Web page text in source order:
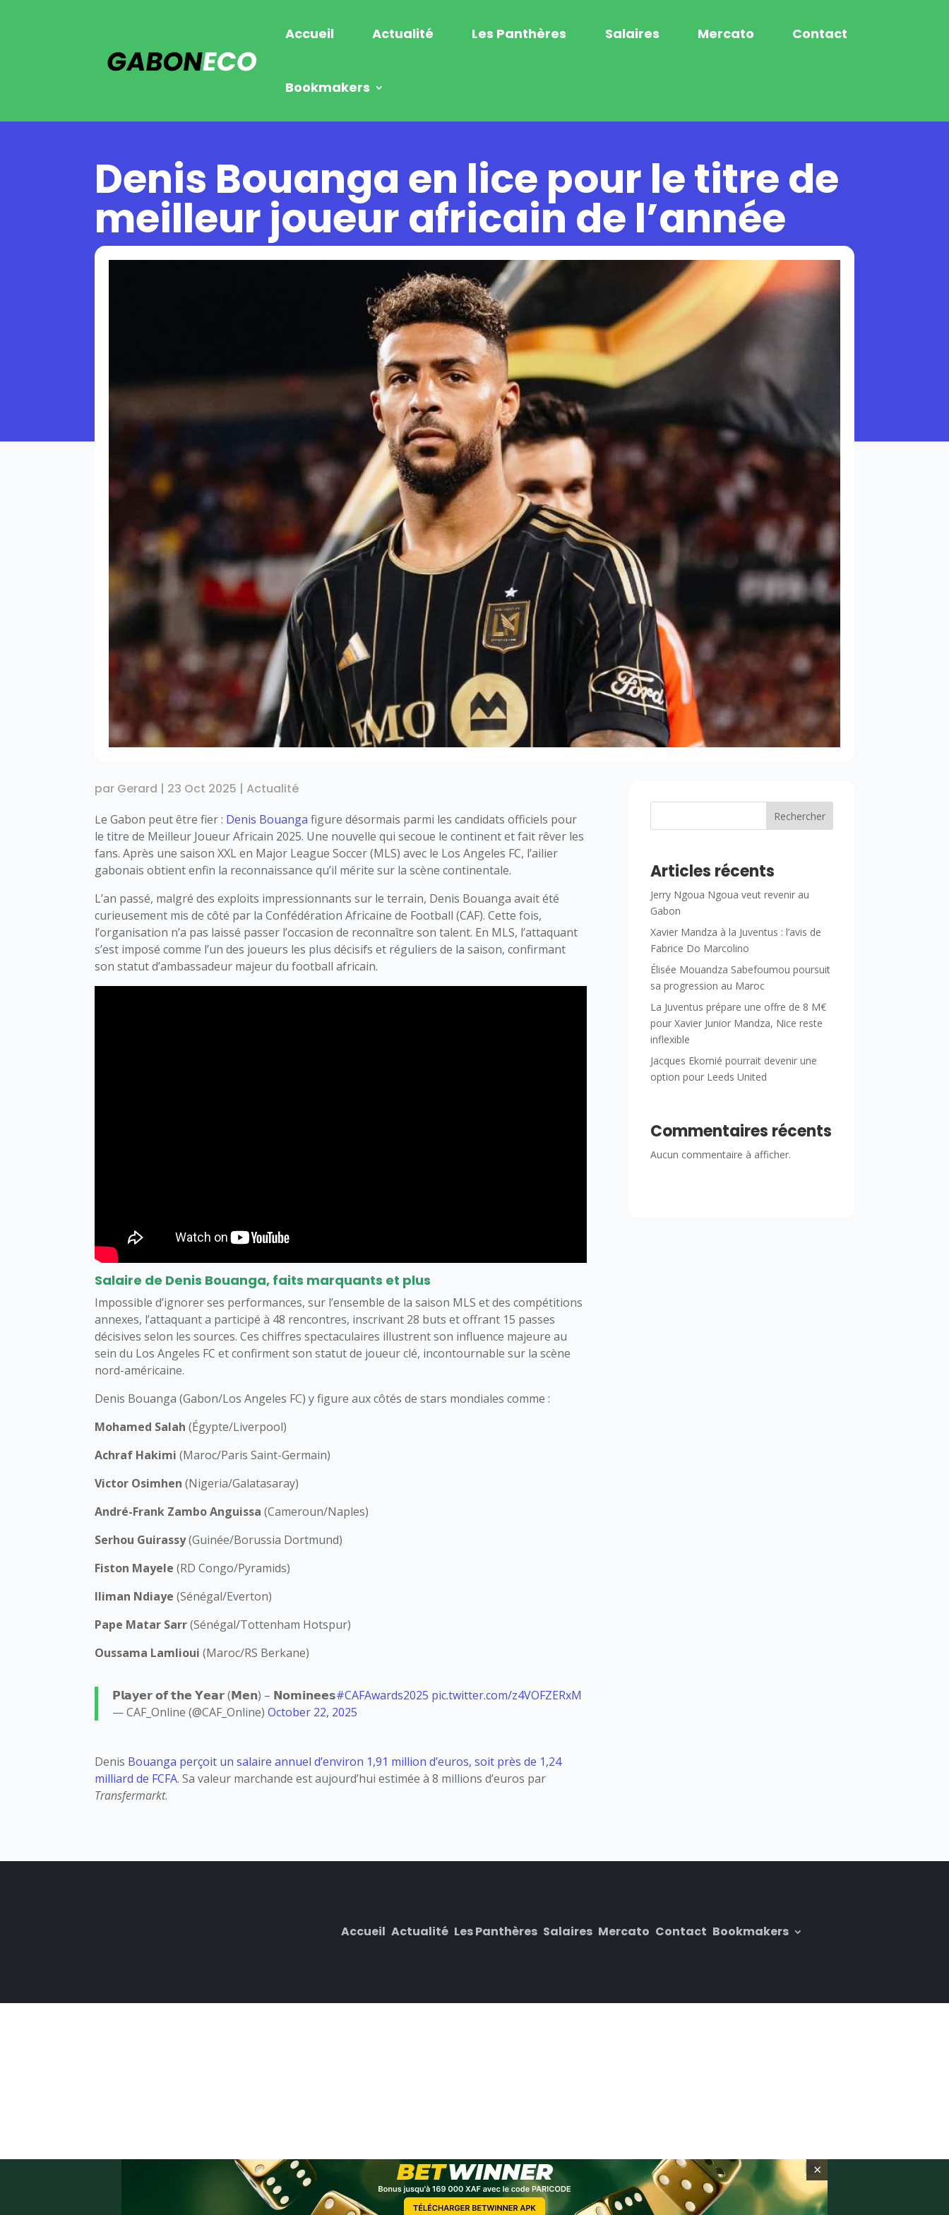
Accueil Actualité Les Panthères Salaires Mercato Contact
Bookmakers
Denis Bouanga en lice pour le titre de
meilleur joueur africain de l’année
par Gerard | 23 Oct 2025 |Actualité
Le Gabon peut être fier : Denis Bouanga figure désormais parmi les candidats officiels pour
le titre de Meilleur Joueur Africain 2025. Une nouvelle qui secoue le continent et fait rêver les
fans. Après une saison XXL en Major League Soccer (MLS) avec le Los Angeles FC, l’ailier
gabonais obtient enfin la reconnaissance qu’il mérite sur la scène continentale.
L’an passé, malgré des exploits impressionnants sur le terrain, Denis Bouanga avait été
curieusement mis de côté par la Confédération Africaine de Football (CAF). Cette fois,
l’organisation n’a pas laissé passer l’occasion de reconnaître son talent. En MLS, l’attaquant
s’est imposé comme l’un des joueurs les plus décisifs et réguliers de la saison, confirmant
son statut d’ambassadeur majeur du football africain.
Salaire de Denis Bouanga, faits marquants et plus
Impossible d’ignorer ses performances, sur l’ensemble de la saison MLS et des compétitions
annexes, l’attaquant a participé à 48 rencontres, inscrivant 28 buts et offrant 15 passes
décisives selon les sources. Ces chiffres spectaculaires illustrent son influence majeure au
sein du Los Angeles FC et confirment son statut de joueur clé, incontournable sur la scène
nord-américaine.
Denis Bouanga (Gabon/Los Angeles FC) y figure aux côtés de stars mondiales comme :
Mohamed Salah (Égypte/Liverpool)
Achraf Hakimi (Maroc/Paris Saint-Germain)
Victor Osimhen (Nigeria/Galatasaray)
André-Frank Zambo Anguissa (Cameroun/Naples)
Serhou Guirassy(Guinée/Borussia Dortmund)
Fiston Mayele (RD Congo/Pyramids)
Iliman Ndiaye (Sénégal/Everton)
Pape Matar Sarr(Sénégal/Tottenham Hotspur)
Oussama Lamlioui (Maroc/RS Berkane)
𝗣𝗹𝗮𝘆𝗲𝗿 𝗼𝗳 𝘁𝗵𝗲 𝗬𝗲𝗮𝗿 (𝗠𝗲𝗻) – 𝗡𝗼𝗺𝗶𝗻𝗲𝗲𝘀#CAFAwards2025 pic.twitter.com/z4VOFZERxM
— CAF_Online (@CAF_Online)October 22, 2025
Denis Bouanga perçoit un salaire annuel d’environ 1,91 million d’euros, soit près de 1,24
milliard de FCFA. Sa valeur marchande est aujourd’hui estimée à 8 millions d’euros par
Transfermarkt.​
Rechercher
Articles récents
Jerry Ngoua Ngoua veut revenir au
Gabon
Xavier Mandza à la Juventus : l’avis de
Fabrice Do Marcolino
Élisée Mouandza Sabefoumou poursuit
sa progression au Maroc
La Juventus prépare une offre de 8 M€
pour Xavier Junior Mandza, Nice reste
inflexible
Jacques Ekomié pourrait devenir une
option pour Leeds United
Commentaires récents
Aucun commentaire à afficher.
Accueil Actualité Les Panthères Salaires Mercato Contact Bookmakers
×